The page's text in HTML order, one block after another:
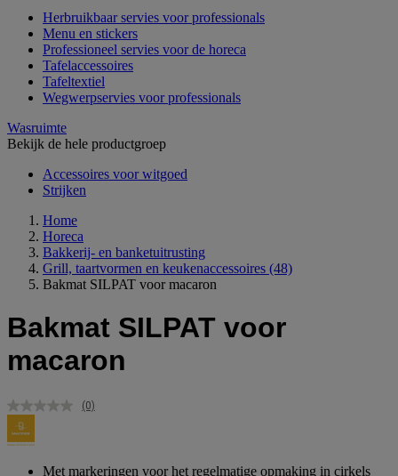
Herbruikbaar servies voor professionals
Menu en stickers
Professioneel servies voor de horeca
Tafelaccessoires
Tafeltextiel
Wegwerpservies voor professionals
Wasruimte
Bekijk de hele productgroep
Accessoires voor witgoed
Strijken
Home
Horeca
Bakkerij- en banketuitrusting
Grill, taartvormen en keukenaccessoires (48)
Bakmat SILPAT voor macaron
Bakmat SILPAT voor
macaron
Geen
(0)
Met markeringen voor het regelmatige opmaking in cirkels